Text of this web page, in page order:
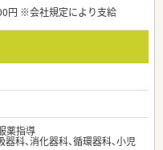
円 ※会社規定により支給
薬指導
器科、消化器科、循環器科、小児